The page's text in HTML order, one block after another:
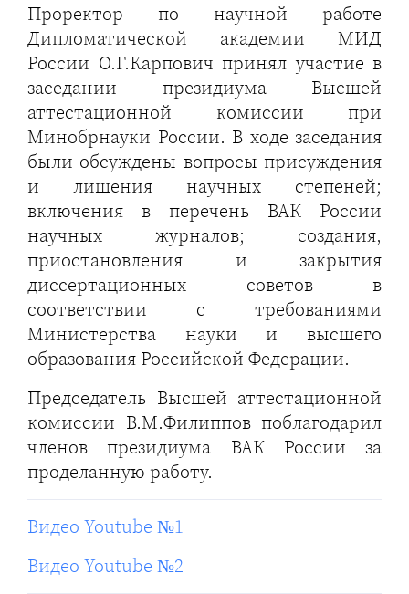
Проректор по научной работе
Дипломатической академии МИД
России О.Г.Карпович принял участие в
заседании президиума Высшей
аттестационной комиссии при
Минобрнауки России. В ходе заседания
были обсуждены вопросы присуждения
и лишения научных степеней;
включения в перечень ВАК России
научных журналов; создания,
приостановления и закрытия
диссертационных советов в
соответствии с требованиями
Министерства науки и высшего
образования Российской Федерации.
Председатель Высшей аттестационной
комиссии В.М.Филиппов поблагодарил
членов президиума ВАК России за
проделанную работу.
Видео Youtube №1
Видео Youtube №2